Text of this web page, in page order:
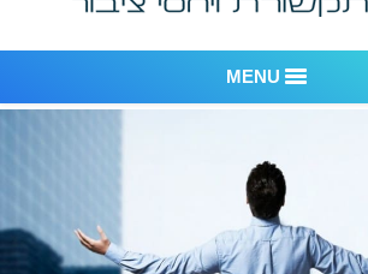
MENU
דוגמאות לעבודות שביצענו